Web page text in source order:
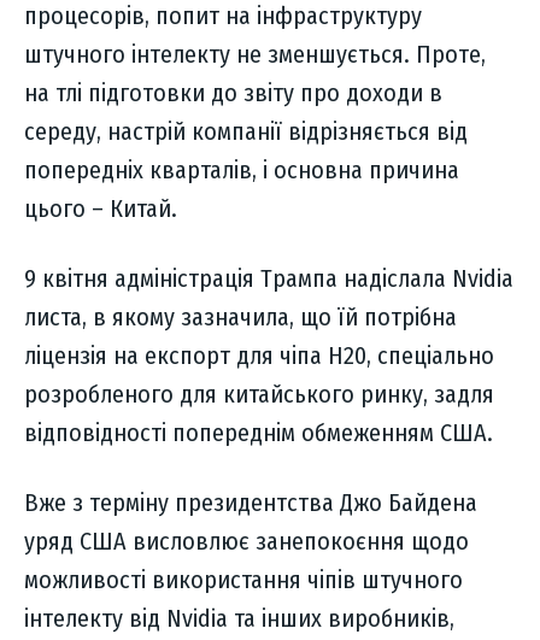
процесорів, попит на інфраструктуру
штучного інтелекту не зменшується. Проте,
на тлі підготовки до звіту про доходи в
середу, настрій компанії відрізняється від
попередніх кварталів, і основна причина
цього – Китай.
9 квітня адміністрація Трампа надіслала Nvidia
листа, в якому зазначила, що їй потрібна
ліцензія на експорт для чіпа H20, спеціально
розробленого для китайського ринку, задля
відповідності попереднім обмеженням США.
Вже з терміну президентства Джо Байдена
уряд США висловлює занепокоєння щодо
можливості використання чіпів штучного
інтелекту від Nvidia та інших виробників,